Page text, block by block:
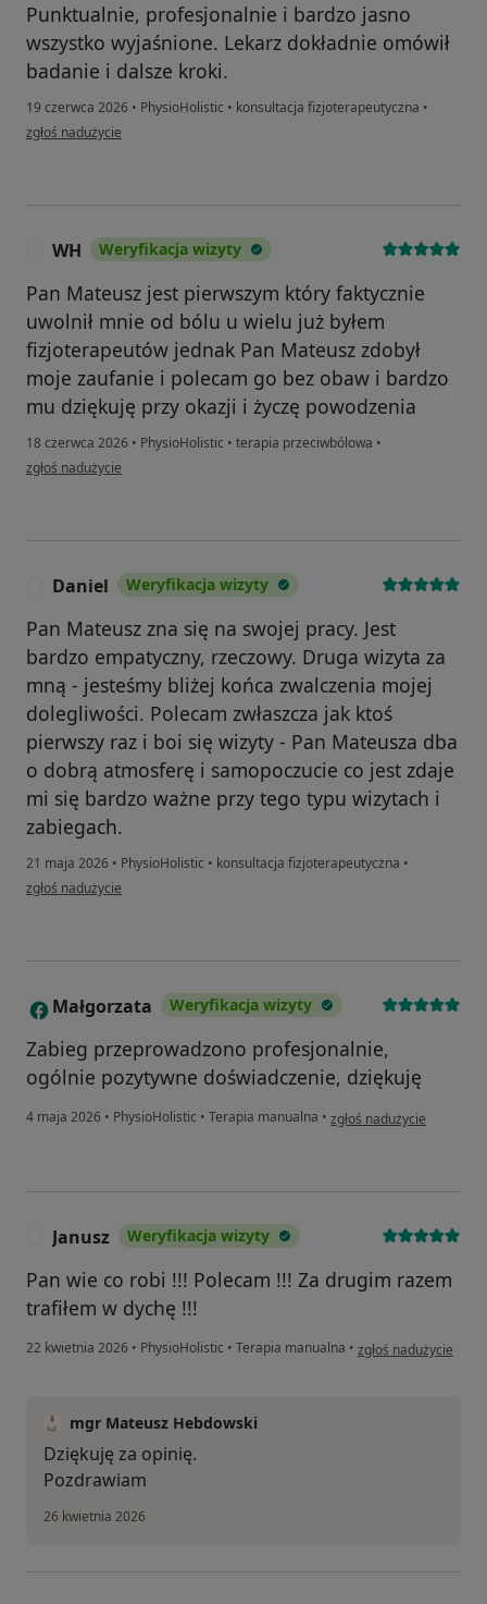
Punktualnie, profesjonalnie i bardzo jasno
wszystko wyjaśnione. Lekarz dokładnie omówił
badanie i dalsze kroki.
19 czerwca 2026 • PhysioHolistic • konsultacja fizjoterapeutyczna •
w opinii użytkownika Mili
zgłoś nadużycie
WH Weryfikacja wizyty
Pan Mateusz jest pierwszym który faktycznie
uwolnił mnie od bólu u wielu już byłem
fizjoterapeutów jednak Pan Mateusz zdobył
moje zaufanie i polecam go bez obaw i bardzo
mu dziękuję przy okazji i życzę powodzenia
18 czerwca 2026 • PhysioHolistic • terapia przeciwbólowa •
w opinii użytkownika WH
zgłoś nadużycie
Daniel Weryfikacja wizyty
Pan Mateusz zna się na swojej pracy. Jest
bardzo empatyczny, rzeczowy. Druga wizyta za
mną - jesteśmy bliżej końca zwalczenia mojej
dolegliwości. Polecam zwłaszcza jak ktoś
pierwszy raz i boi się wizyty - Pan Mateusza dba
o dobrą atmosferę i samopoczucie co jest zdaje
mi się bardzo ważne przy tego typu wizytach i
zabiegach.
21 maja 2026 • PhysioHolistic • konsultacja fizjoterapeutyczna •
w opinii użytkownika Daniel
zgłoś nadużycie
M Małgorzata Weryfikacja wizyty
Zabieg przeprowadzono profesjonalnie,
ogólnie pozytywne doświadczenie, dziękuję
4 maja 2026 • PhysioHolistic • Terapia manualna • w opinii użytkownika
zgłoś nadużycie
Janusz Weryfikacja wizyty
Pan wie co robi !!! Polecam !!! Za drugim razem
trafiłem w dychę !!!
22 kwietnia 2026 • PhysioHolistic • Terapia manualna • w opinii użytkownika
zgłoś nadużycie
mgr Mateusz Hebdowski
Dziękuję za opinię.
Pozdrawiam
26 kwietnia 2026